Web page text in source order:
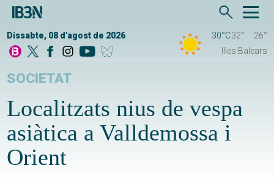
Dissabte, 08 d'agost de 2026 30°C32°
26°
Illes Balears
SOCIETAT
Localitzats nius de vespa
asiàtica a Valldemossa i
Orient